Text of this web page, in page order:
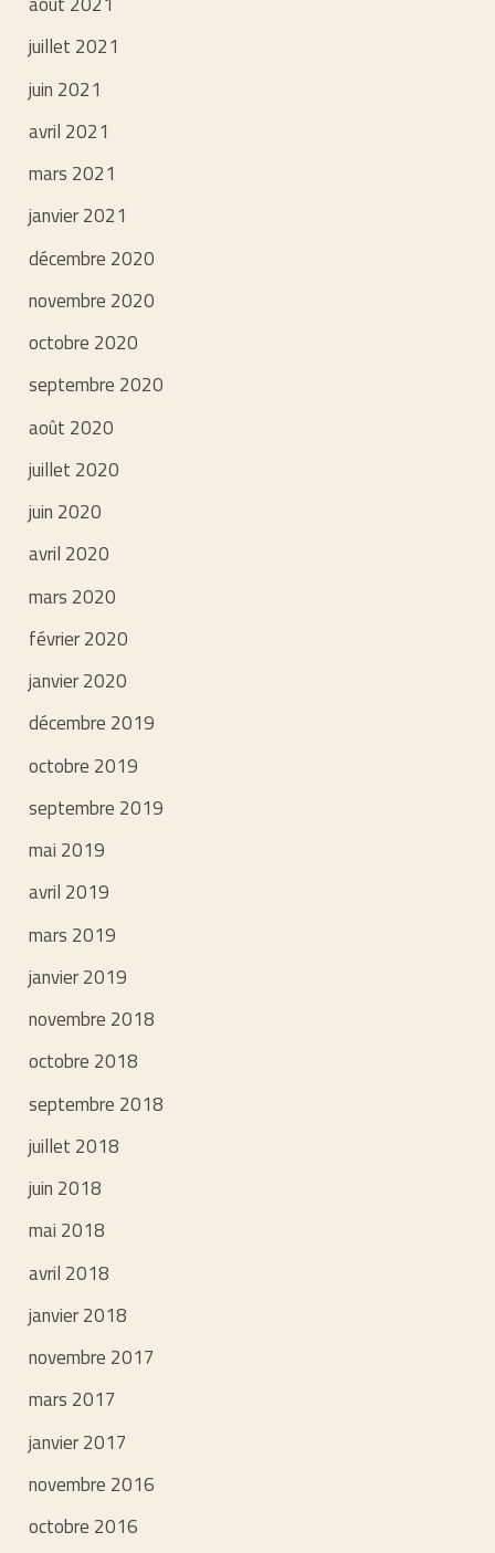
juillet 2021
juin 2021
avril 2021
mars 2021
janvier 2021
décembre 2020
novembre 2020
octobre 2020
septembre 2020
août 2020
juillet 2020
juin 2020
avril 2020
mars 2020
février 2020
janvier 2020
décembre 2019
octobre 2019
septembre 2019
mai 2019
avril 2019
mars 2019
janvier 2019
novembre 2018
octobre 2018
septembre 2018
juillet 2018
juin 2018
mai 2018
avril 2018
janvier 2018
novembre 2017
mars 2017
janvier 2017
novembre 2016
octobre 2016